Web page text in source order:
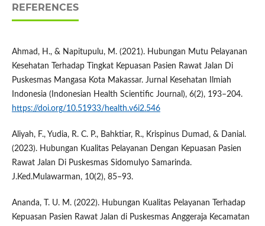
REFERENCES
Ahmad, H., & Napitupulu, M. (2021). Hubungan Mutu Pelayanan
Kesehatan Terhadap Tingkat Kepuasan Pasien Rawat Jalan Di
Puskesmas Mangasa Kota Makassar. Jurnal Kesehatan Ilmiah
Indonesia (Indonesian Health Scientific Journal), 6(2), 193–204.
https://doi.org/10.51933/health.v6i2.546
Aliyah, F., Yudia, R. C. P., Bahktiar, R., Krispinus Dumad, & Danial.
(2023). Hubungan Kualitas Pelayanan Dengan Kepuasan Pasien
Rawat Jalan Di Puskesmas Sidomulyo Samarinda.
J.Ked.Mulawarman, 10(2), 85–93.
Ananda, T. U. M. (2022). Hubungan Kualitas Pelayanan Terhadap
Kepuasan Pasien Rawat Jalan di Puskesmas Anggeraja Kecamatan